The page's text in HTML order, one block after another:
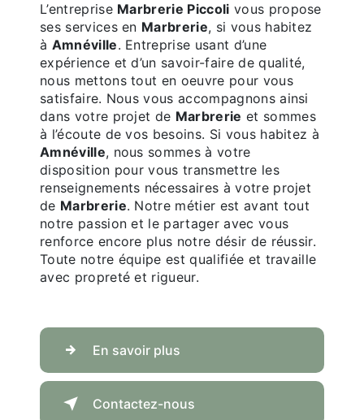
L’entreprise Marbrerie Piccoli vous propose
ses services en Marbrerie, si vous habitez
à Amnéville. Entreprise usant d’une
expérience et d’un savoir-faire de qualité,
nous mettons tout en oeuvre pour vous
satisfaire. Nous vous accompagnons ainsi
dans votre projet de Marbrerie et sommes
à l’écoute de vos besoins. Si vous habitez à
Amnéville, nous sommes à votre
disposition pour vous transmettre les
renseignements nécessaires à votre projet
de Marbrerie. Notre métier est avant tout
notre passion et le partager avec vous
renforce encore plus notre désir de réussir.
Toute notre équipe est qualifiée et travaille
avec propreté et rigueur.
En savoir plus
Contactez-nous